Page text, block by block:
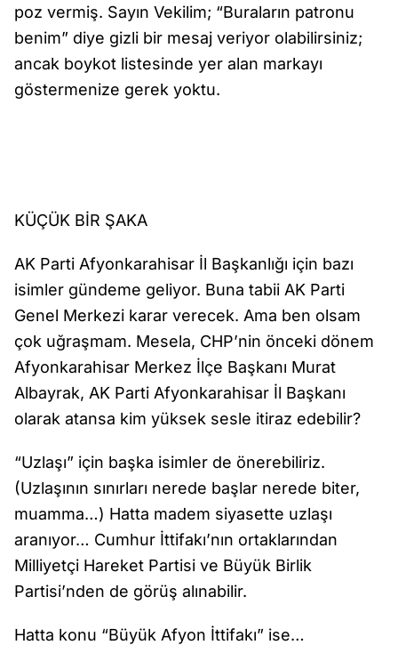
poz vermiş. Sayın Vekilim; “Buraların patronu
benim” diye gizli bir mesaj veriyor olabilirsiniz;
ancak boykot listesinde yer alan markayı
göstermenize gerek yoktu.
KÜÇÜK BİR ŞAKA
AK Parti Afyonkarahisar İl Başkanlığı için bazı
isimler gündeme geliyor. Buna tabii AK Parti
Genel Merkezi karar verecek. Ama ben olsam
çok uğraşmam. Mesela, CHP’nin önceki dönem
Afyonkarahisar Merkez İlçe Başkanı Murat
Albayrak, AK Parti Afyonkarahisar İl Başkanı
olarak atansa kim yüksek sesle itiraz edebilir?
“Uzlaşı” için başka isimler de önerebiliriz.
(Uzlaşının sınırları nerede başlar nerede biter,
muamma…) Hatta madem siyasette uzlaşı
aranıyor… Cumhur İttifakı’nın ortaklarından
Milliyetçi Hareket Partisi ve Büyük Birlik
Partisi’nden de görüş alınabilir.
Hatta konu “Büyük Afyon İttifakı” ise…